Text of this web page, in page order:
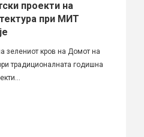
проекти на
при МИТ
зелениот кров на Домот на
традиционалната годишна